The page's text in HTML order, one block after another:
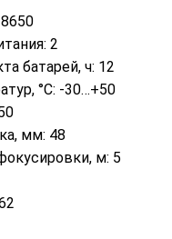
2
батарей, ч: 12
°C: -30…+50
мм: 48
м: 5